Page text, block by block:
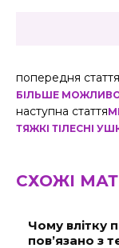
попередня стаття
БІЛЬШЕ
наступна стаття
ТЯЖКІ ТІЛЕСНІ
СХОЖІ
Чому влітку
пов’язано з